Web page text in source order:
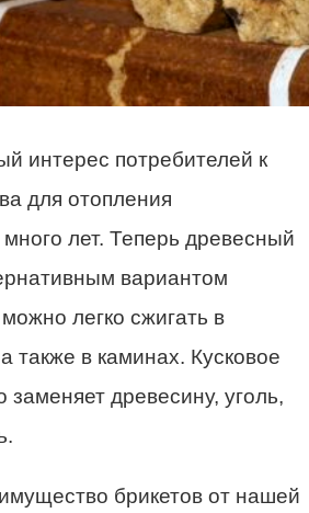
интерес потребителей к
для отопления
лет. Теперь древесный
вариантом
легко сжигать в
также в каминах. Кусковое
заменяет древесину, уголь,
брикетов от нашей